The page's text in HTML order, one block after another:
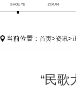
SHOUYE ZIXUN
当前位置： 首页>资讯>
“民歌